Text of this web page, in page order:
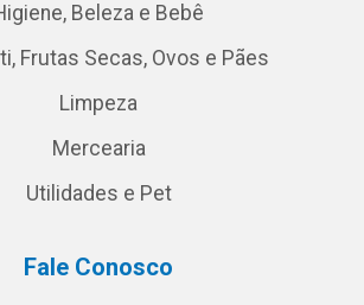
Beleza e Bebê
Frutas Secas, Ovos e Pães
Limpeza
Mercearia
Utilidades e Pet
Fale Conosco